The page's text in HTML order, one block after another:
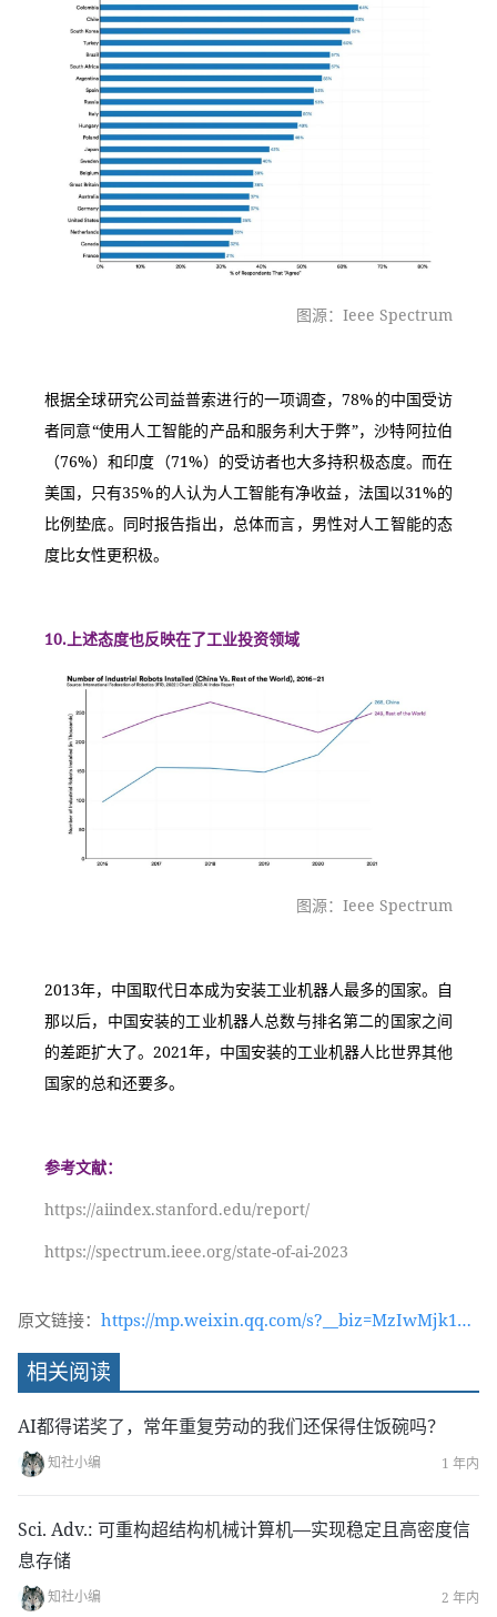
图源：Ieee Spectrum
根据全球研究公司益普索进行的一项调查，78%的中国受访
者同意“使用人工智能的产品和服务利大于弊”，沙特阿拉伯
（76%）和印度（71%）的受访者也大多持积极态度。而在
美国，只有35%的人认为人工智能有净收益，法国以31%的
比例垫底。同时报告指出，总体而言，男性对人工智能的态
度比女性更积极。
10.上述态度也反映在了工业投资领域
图源：Ieee Spectrum
2013年，中国取代日本成为安装工业机器人最多的国家。自
那以后，中国安装的工业机器人总数与排名第二的国家之间
的差距扩大了。2021年，中国安装的工业机器人比世界其他
国家的总和还要多。
参考文献：
https://aiindex.stanford.edu/report/
https://spectrum.ieee.org/state-of-ai-2023
原文链接： https://mp.weixin.qq.com/s?__biz=MzIwMjk1OT
c2MA==&mid=2247538527&idx=1&sn=720570fe1
36b5b53db2ba38d84e9c363&chksm=96d4a9a0a1
7605ed3c3bca9974e4e52b59&token=1885728300
相关阅读
AI都得诺奖了，常年重复劳动的我们还保得住饭碗吗？
知社小编 1 年内
Sci. Adv.: 可重构超结构机械计算机—实现稳定且高密度信
息存储
知社小编 2 年内